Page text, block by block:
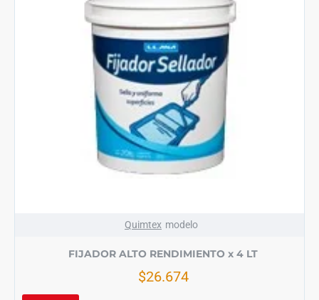
Quimtex modelo
FIJADOR ALTO RENDIMIENTO x 4 LT
$26.674